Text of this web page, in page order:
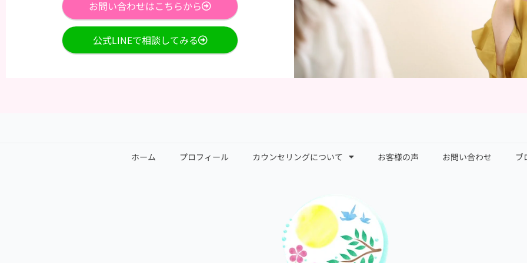
お問い合わせはこちらから
公式LINEで相談してみる
ホーム プロフィール カウンセリングについて お客様の声 お問い合わせ ブ